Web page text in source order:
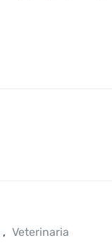
, Veterinaria